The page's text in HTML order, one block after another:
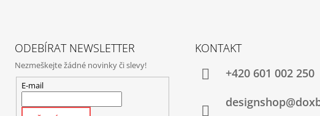
ODEBÍRAT NEWSLETTER
Nezmeškejte žádné novinky či slevy!
E-mail
KONTAKT
+420‭ 601 002 250